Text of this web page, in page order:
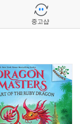
중고샵